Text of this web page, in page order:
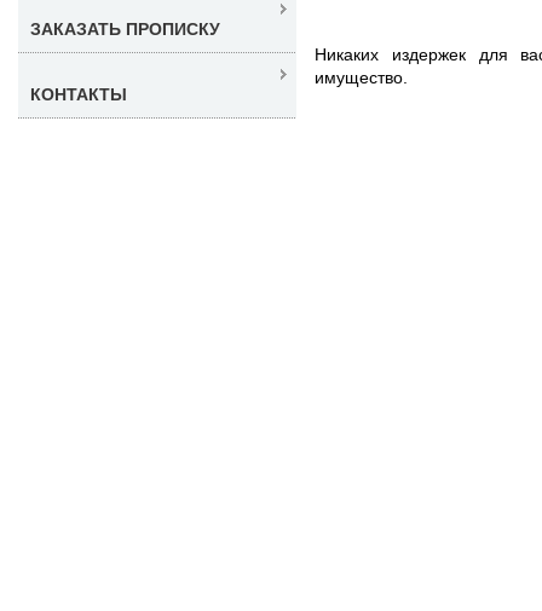
Никаких издержек для
имущество.
ЗАКАЗАТЬ ПРОПИСКУ
КОНТАКТЫ